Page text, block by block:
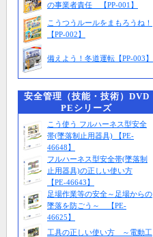
の事業者責任 【PP-001】
こうつうルールをまもろうね！
【PP-002】
備えよう！冬道運転【PP-003】
安全管理（技能・技術）DVD
PEシリーズ
こう使う フルハーネス型安全
帯(墜落制止用器具) 【PE-
46648】
フルハーネス型安全帯(墜落制
止用器具)の正しい使い方
【PE-46643】
足場作業等の安全～足場からの
墜落を防ごう～ 【PE-
46625】
工具の正しい使い方 ～電動工